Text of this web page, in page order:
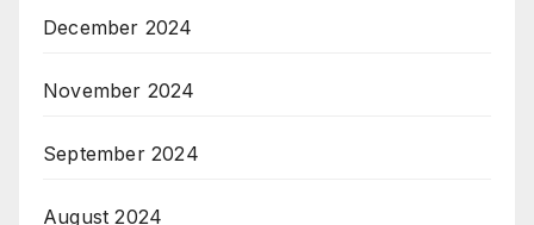
December 2024
November 2024
September 2024
August 2024